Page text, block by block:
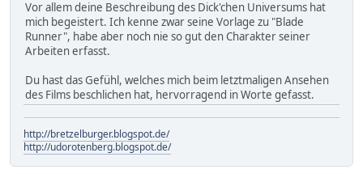
Vor allem deine Beschreibung des Dick'chen Universums hat
mich begeistert. Ich kenne zwar seine Vorlage zu "Blade
Runner", habe aber noch nie so gut den Charakter seiner
Arbeiten erfasst.
Du hast das Gefühl, welches mich beim letztmaligen Ansehen
des Films beschlichen hat, hervorragend in Worte gefasst.
http://bretzelburger.blogspot.de/
http://udorotenberg.blogspot.de/